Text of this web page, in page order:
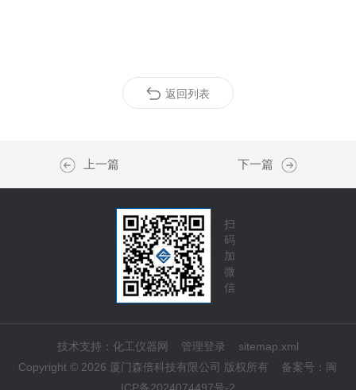
返回列表
上一篇 下一篇
扫
码
加
微
信
技术支持： 化工仪器网 管理登录
sitemap.xml
Copyright © 2026 厦门森倍科技有限公司 版权所有 备案号： 闽